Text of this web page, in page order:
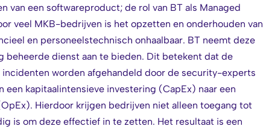
van een softwareproduct; de rol van BT als Managed
veel MKB-bedrijven is het opzetten en onderhouden van
en personeelstechnisch onhaalbaar. BT neemt deze
beheerde dienst aan te bieden. Dit betekent dat de
worden afgehandeld door de security-experts
kapitaalintensieve investering (CapEx) naar een
Hierdoor krijgen bedrijven niet alleen toegang tot
is om deze effectief in te zetten. Het resultaat is een